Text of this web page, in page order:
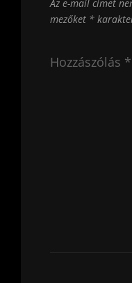
Az e-mail címet
mezőket *
Hozzászólás *